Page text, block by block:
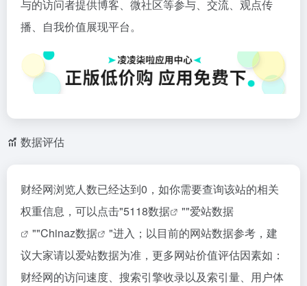
与的访问者提供博客、微社区等参与、交流、观点传
播、自我价值展现平台。
数据评估
财经网浏览人数已经达到0，如你需要查询该站的相关
权重信息，可以点击"5118数据 ""爱站数据
""Chinaz数据
"进入；以目前的网站数据参考，建
议大家请以爱站数据为准，更多网站价值评估因素如：
财经网的访问速度、搜索引擎收录以及索引量、用户体